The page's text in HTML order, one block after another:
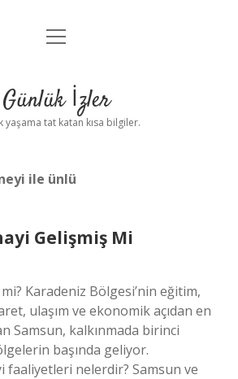
Anasayfa
Yasal Uyarı
menüyü
Günlük İzler
yaşama tat katan kısa bilgiler.
ile ünlü
Gelişmiş Mi
Karadeniz Bölgesi’nin eğitim,
ulaşım ve ekonomik açıdan en
Samsun, kalkınmada birinci
başında geliyor.
faaliyetleri nelerdir? Samsun ve